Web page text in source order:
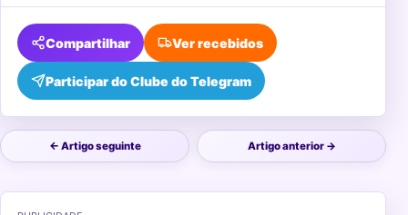
Compartilhar
Participar do Clube do Telegram
Ver recebidos
← Artigo seguinte Artigo anterior →